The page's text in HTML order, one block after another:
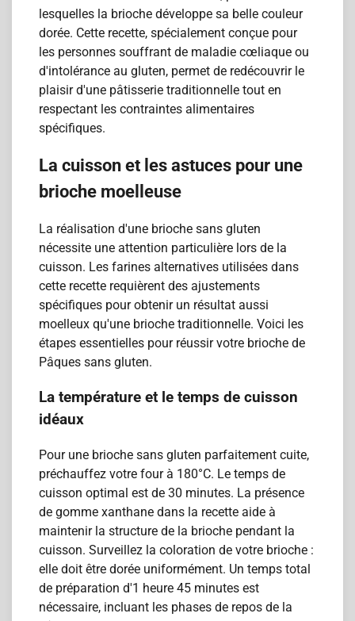
lesquelles la brioche développe sa belle couleur
dorée. Cette recette, spécialement conçue pour
les personnes souffrant de maladie cœliaque ou
d'intolérance au gluten, permet de redécouvrir le
plaisir d'une pâtisserie traditionnelle tout en
respectant les contraintes alimentaires
spécifiques.
La cuisson et les astuces pour une
brioche moelleuse
La réalisation d'une brioche sans gluten
nécessite une attention particulière lors de la
cuisson. Les farines alternatives utilisées dans
cette recette requièrent des ajustements
spécifiques pour obtenir un résultat aussi
moelleux qu'une brioche traditionnelle. Voici les
étapes essentielles pour réussir votre brioche de
Pâques sans gluten.
La température et le temps de cuisson
idéaux
Pour une brioche sans gluten parfaitement cuite,
préchauffez votre four à 180°C. Le temps de
cuisson optimal est de 30 minutes. La présence
de gomme xanthane dans la recette aide à
maintenir la structure de la brioche pendant la
cuisson. Surveillez la coloration de votre brioche :
elle doit être dorée uniformément. Un temps total
de préparation d'1 heure 45 minutes est
nécessaire, incluant les phases de repos de la